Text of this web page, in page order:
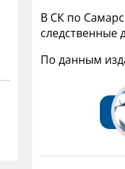
В СК по
следственные
По данным